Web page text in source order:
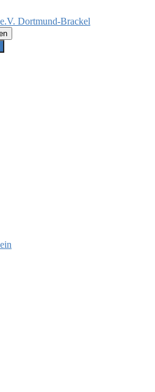
Dortmund-Brackel